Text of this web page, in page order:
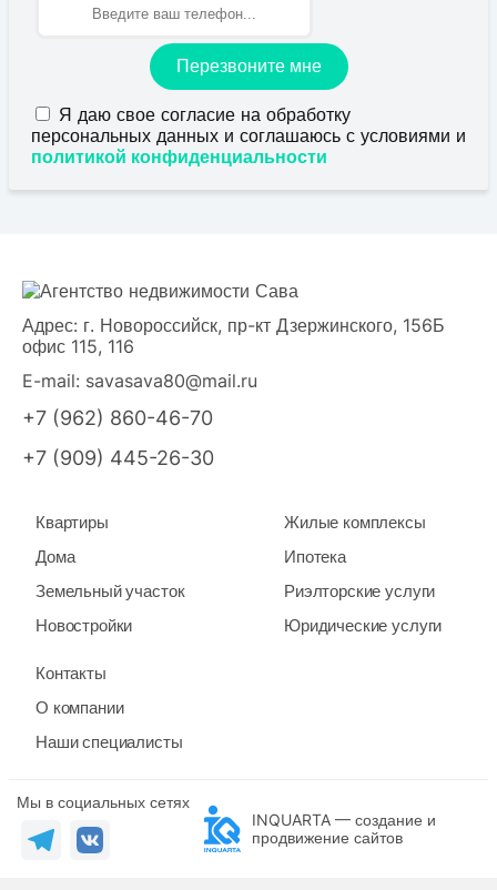
Перезвоните мне
Я даю свое согласие на обработку
персональных данных и соглашаюсь с условиями и
политикой конфиденциальности
Адрес: г. Новороссийск, пр-кт Дзержинского, 156Б
офис 115, 116
E-mail: savasava80@mail.ru
+7 (962) 860-46-70
+7 (909) 445-26-30
Квартиры
Дома
Земельный участок
Новостройки
Жилые комплексы
Ипотека
Риэлторские услуги
Юридические услуги
Контакты
О компании
Наши специалисты
Мы в социальных сетях
INQUARTA — создание и
продвижение сайтов